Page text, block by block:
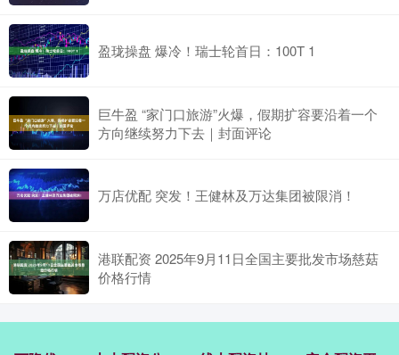
盈珑操盘 爆冷！瑞士轮首日：100T 1
巨牛盈 “家门口旅游”火爆，假期扩容要沿着一个
方向继续努力下去｜封面评论
万店优配 突发！王健林及万达集团被限消！
港联配资 2025年9月11日全国主要批发市场慈菇
价格行情